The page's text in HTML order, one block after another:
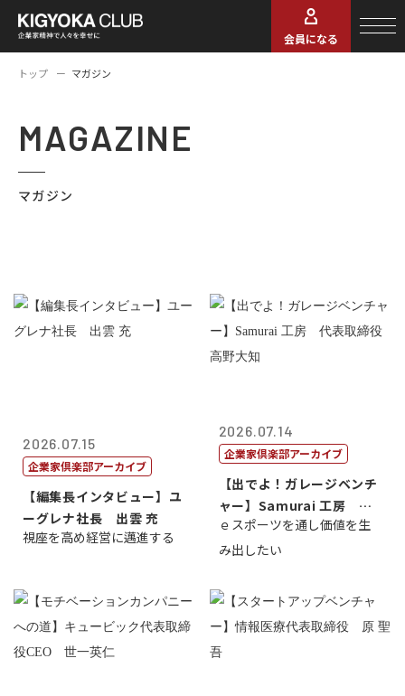
会員になる
トップ マガジン
MAGAZINE
マガジン
2026.07.15
企業家倶楽部アーカイブ
【編集長インタビュー】ユ
ーグレナ社長 出雲 充
視座を高め経営に邁進する
2026.07.14
企業家倶楽部アーカイブ
【出でよ！ガレージベンチ
ャー】Samurai 工房 代
表取締...
ｅスポーツを通し価値を生
み出したい